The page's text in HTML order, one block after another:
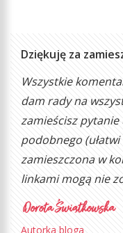
Dziękuję za
Wszystkie
dam rady na
zamieścisz pytanie
podobnego
zamieszczona w
linkami mogą nie
Autorka bloga